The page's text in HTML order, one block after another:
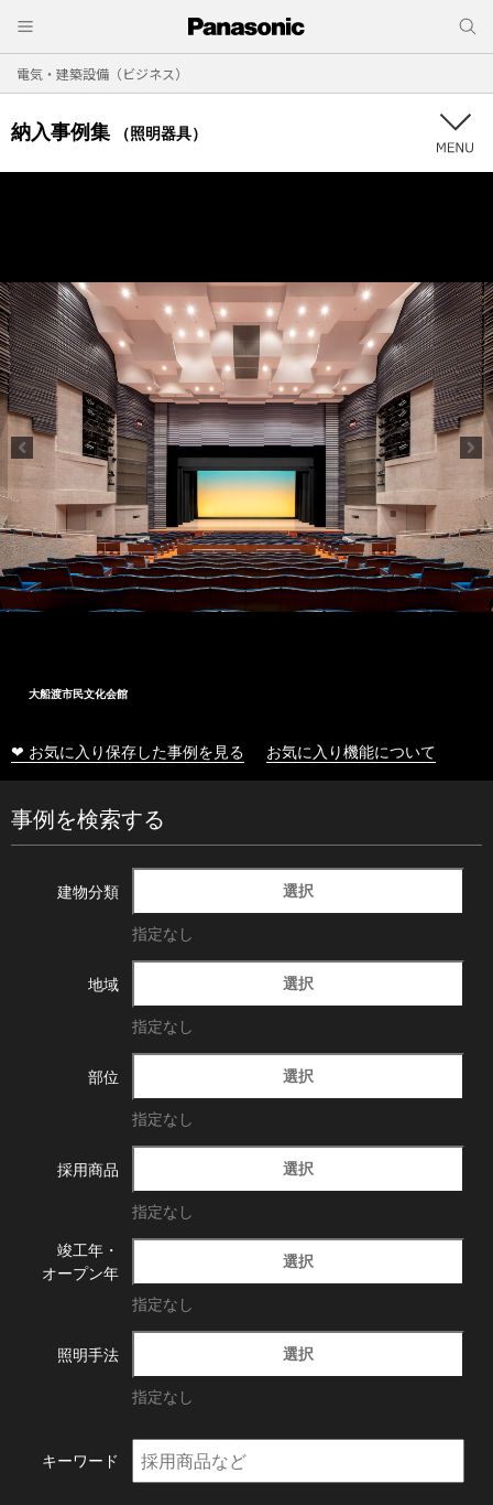
電気・建築設備（ビジネス）
納入事例集 （照明器具）
大船渡市民文化会館
❤ お気に入り保存した事例を見る お気に入り機能について
事例を検索する
建物分類 選択
指定なし
地域 選択
指定なし
部位 選択
指定なし
採用商品 選択
指定なし
竣工年・
オープン年
選択
指定なし
照明手法 選択
指定なし
キーワード